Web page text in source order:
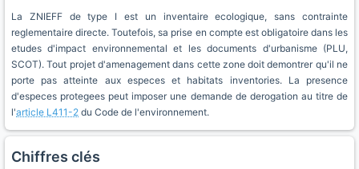
La ZNIEFF de type I est un inventaire ecologique, sans contrainte
reglementaire directe. Toutefois, sa prise en compte est obligatoire dans les
etudes d'impact environnemental et les documents d'urbanisme (PLU,
SCOT). Tout projet d'amenagement dans cette zone doit demontrer qu'il ne
porte pas atteinte aux especes et habitats inventories. La presence
d'especes protegees peut imposer une demande de derogation au titre de
l'article L411-2 du Code de l'environnement.
Chiffres clés